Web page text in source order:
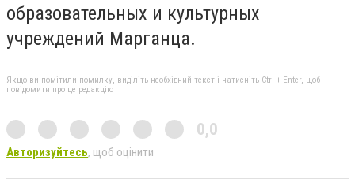
образовательных и культурных
учреждений Марганца.
Якщо ви помітили помилку, виділіть необхідний текст і натисніть Ctrl + Enter, щоб
повідомити про це редакцію
0,0
Авторизуйтесь, щоб оцінити